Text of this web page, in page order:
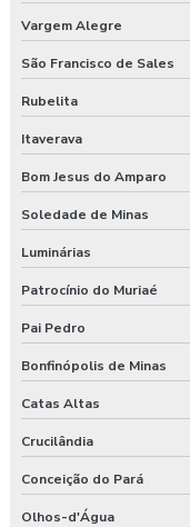
Vargem Alegre
São Francisco de Sales
Rubelita
Itaverava
Bom Jesus do Amparo
Soledade de Minas
Luminárias
Patrocínio do Muriaé
Pai Pedro
Bonfinópolis de Minas
Catas Altas
Crucilândia
Conceição do Pará
Olhos-d'Água